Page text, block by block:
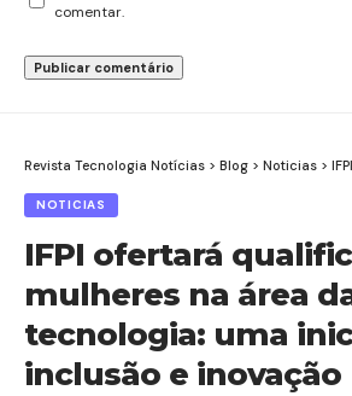
comentar.
Revista Tecnologia Notícias > Blog > Noticias > IFPI
NOTICIAS
IFPI ofertará
mulheres na área
tecnologia: uma
inclusão e inovação